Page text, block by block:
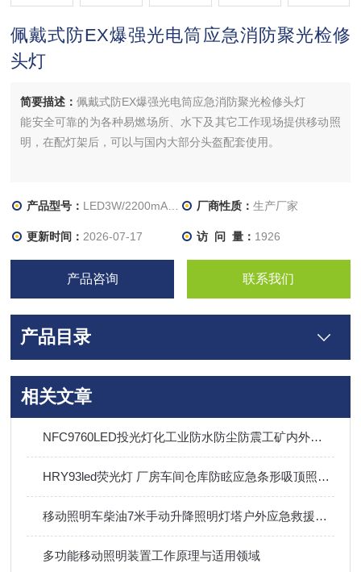
佩戴式防EX爆强光电筒应急消防聚光检修
头灯
简要描述：佩戴式防EX爆强光电筒应急消防聚光检修头灯
能安全可靠的为各种易燃场所、水下及其它工作现场提供移动照
明，在配灯架后，可以与国内大部分头盔配套使用。
产品型号： LED3W/2200mAh/IP68 厂商性质： 生产厂家
更新时间： 2026-07-17 访 问 量： 1926
产品咨询 联系我们
产品目录
相关文章
NFC9760LED投光灯化工业防水防尘防震工矿内外场照明灯
HRY93led荧光灯 厂房车间仓库防眩应急条形吸顶照明灯40W60W
移动照明车柴油7米手动升降照明灯塔户外应急救援工地照明灯车
多功能移动照明装置工作原理与适用领域